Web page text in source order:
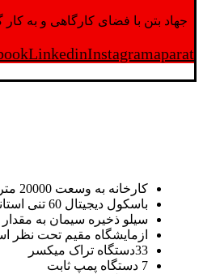
جهاد بتن با فضای کارگاهی و به کار گیری سه دستگاه بچینگ پلانت با ظرفیت 2500 تن در کنار
LinkedinInstagramaparat
کارخانه به وسعت 20000 متر مربع
باسکول دیجیتال 60 تنی استاندارد
سیلو ذخیره سیمان به مقدار 2500تن
ازمایشگاه مقیم تحت نظر
33دستگاه تراک میکسر
7 دستگاه پمپ ثابت